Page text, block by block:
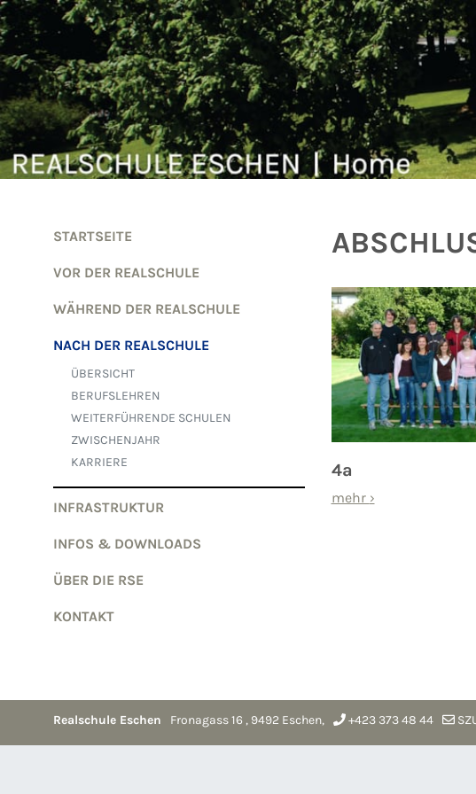
Zum Inhalt springen
4a
mehr ›
STARTSEITE
VOR DER REALSCHULE
WÄHREND DER REALSCHULE
NACH DER REALSCHULE
ÜBERSICHT
BERUFSLEHREN
WEITERFÜHRENDE SCHULEN
ZWISCHENJAHR
KARRIERE
INFRASTRUKTUR
INFOS & DOWNLOADS
ÜBER DIE RSE
KONTAKT
Realschule Eschen Fronagass 16 , 9492 Eschen, +423 373 48 44